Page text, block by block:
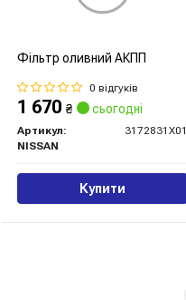
Фільтр оливний АКПП
0 відгуків
1 670 ₴ сьогодні
Артикул:
3172831X01
NISSAN
Купити